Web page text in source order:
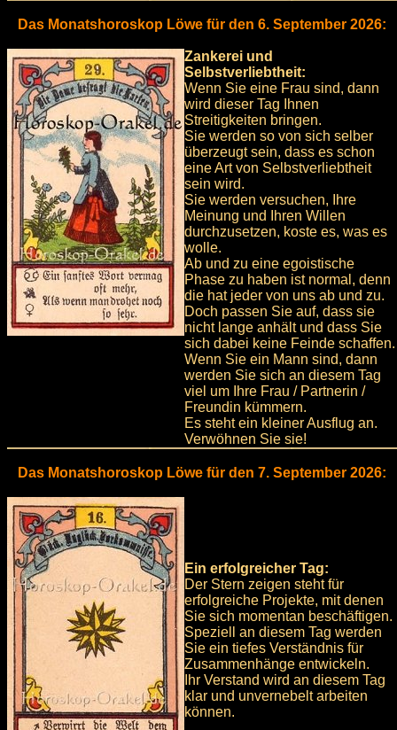
Das Monatshoroskop Löwe für den 6. September 2026:
Zankerei und
Selbstverliebtheit:
Wenn Sie eine Frau sind, dann
wird dieser Tag Ihnen
Streitigkeiten bringen.
Sie werden so von sich selber
überzeugt sein, dass es schon
eine Art von Selbstverliebtheit
sein wird.
Sie werden versuchen, Ihre
Meinung und Ihren Willen
durchzusetzen, koste es, was es
wolle.
Ab und zu eine egoistische
Phase zu haben ist normal, denn
die hat jeder von uns ab und zu.
Doch passen Sie auf, dass sie
nicht lange anhält und dass Sie
sich dabei keine Feinde schaffen.
Wenn Sie ein Mann sind, dann
werden Sie sich an diesem Tag
viel um Ihre Frau / Partnerin /
Freundin kümmern.
Es steht ein kleiner Ausflug an.
Verwöhnen Sie sie!
Das Monatshoroskop Löwe für den 7. September 2026:
Ein erfolgreicher Tag:
Der Stern zeigen steht für
erfolgreiche Projekte, mit denen
Sie sich momentan beschäftigen.
Speziell an diesem Tag werden
Sie ein tiefes Verständnis für
Zusammenhänge entwickeln.
Ihr Verstand wird an diesem Tag
klar und unvernebelt arbeiten
können.